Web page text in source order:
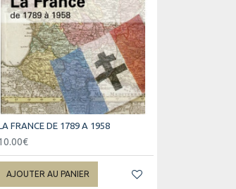
FRANCE DE 1789 A 1958
AJOUTER AU PANIER